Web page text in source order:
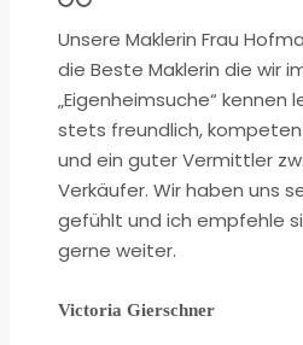
Unsere Maklerin Frau
die Beste Maklerin die wir
„Eigenheimsuche“ kennen
stets freundlich,
und ein guter Vermittler
Verkäufer. Wir haben uns
gefühlt und ich empfehle
gerne weiter.
Victoria Gierschner